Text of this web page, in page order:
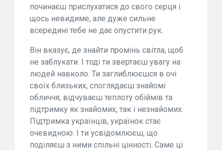
починаєш прислухатися до свого серця і
щось невидиме, але дуже сильне
всередині тебе не дає опустити рук.
Він вказує, де знайти промінь світла, щоб
не заблукати. І тоді ти звертаєш увагу на
людей навколо. Ти заглиблюєшся в очі
своїх близьких, споглядаєш знайомі
обличчя, відчуваєш теплоту обіймів та
підтримку як знайомих, так і незнайомих.
Підтримка українців, українок стає
очевидною. І ти усвідомлюєш, що
поділяєш з ними спільні цінності. Саме ці